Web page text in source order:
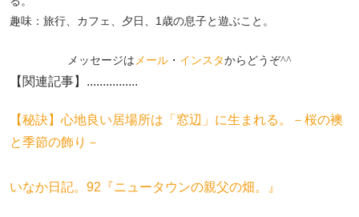
趣味：旅行、カフェ、夕日、1歳の息子と遊ぶこと。
メッセージは メール ・ インスタからどうぞ^^
【関連記事】................
【秘訣】心地良い居場所は「窓辺」に生まれる。－桜の襖
と季節の飾り－
いなか日記。92『ニュータウンの親父の畑。』